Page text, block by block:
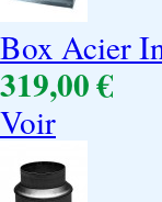
Box Acier
319,00 €
Voir